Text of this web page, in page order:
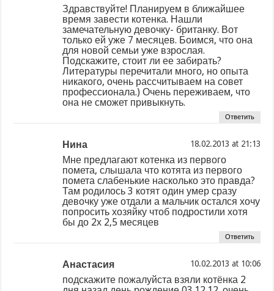
Здравствуйте! Планируем в ближайшее
время завести котенка. Нашли
замечательную девочку- британку. Вот
только ей уже 7 месяцев. Боимся, что она
для новой семьи уже взрослая.
Подскажите, стоит ли ее забирать?
Литературы перечитали много, но опыта
никакого, очень рассчитываем на совет
профессионала.) Очень переживаем, что
она не сможет привыкнуть.
Ответить
Нина at
Мне предлагают котенка из первого
помета, слышала что котята из первого
помета слабенькие насколько это правда?
Там родилось 3 котят один умер сразу
девочку уже отдали а мальчик остался хочу
попросить хозяйку чтоб подростили хотя
бы до 2х 2,5 месяцев
Ответить
Анастасия at
подскажите пожалуйста взяли котёнка 2